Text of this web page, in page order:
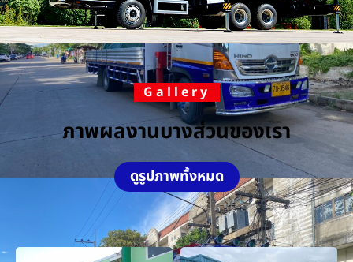
Gallery
ภาพผลงานบางส่วนของเรา
ดูรูปภาพทั้งหมด